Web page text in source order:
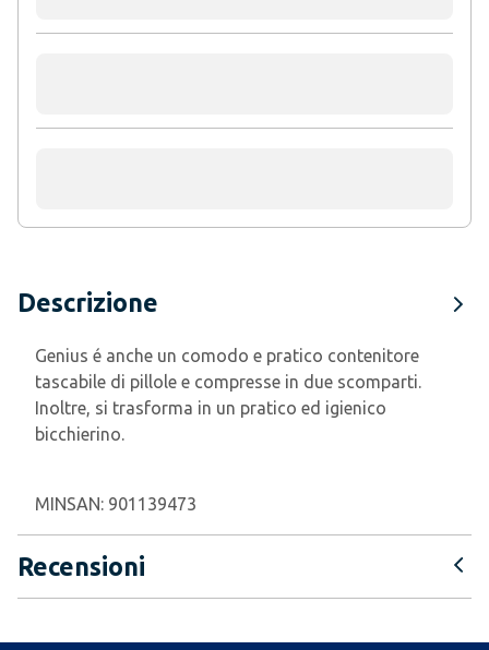
Descrizione
Genius é anche un comodo e pratico contenitore
tascabile di pillole e compresse in due scomparti.
Inoltre, si trasforma in un pratico ed igienico
bicchierino.
MINSAN: 901139473
Recensioni